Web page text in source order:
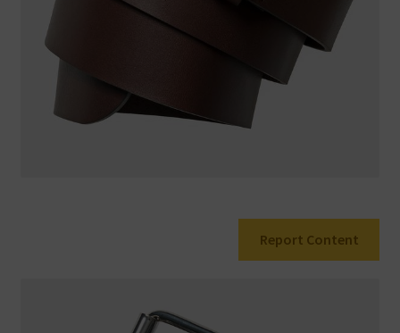
Report Content